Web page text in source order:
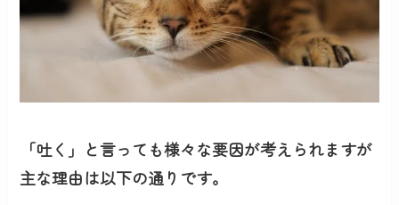
「吐く」と言っても様々な要因が考えられますが
主な理由は以下の通りです。